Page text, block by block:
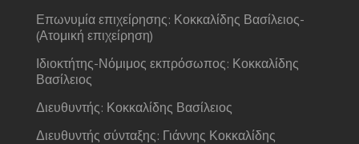
Επωνυμία επιχείρησης: Κοκκαλίδης Βασίλειος-
(Ατομική επιχείρηση)
Ιδιοκτήτης-Νόμιμος εκπρόσωπος: Κοκκαλίδης
Βασίλειος
Διευθυντής: Κοκκαλίδης Βασίλειος
Διευθυντής σύνταξης: Γιάννης Κοκκαλίδης